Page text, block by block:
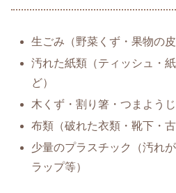
生ごみ（野菜くず・果物の皮
汚れた紙類（ティッシュ・
ど）
木くず・割り箸・つまようじ
布類（破れた衣類・靴下・古
少量のプラスチック（汚れ
ラップ等）